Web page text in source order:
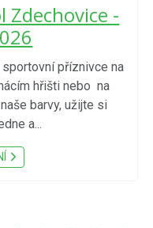
Zdechovice -
příznivce na
hřišti nebo na
barvy, užijte si
a...